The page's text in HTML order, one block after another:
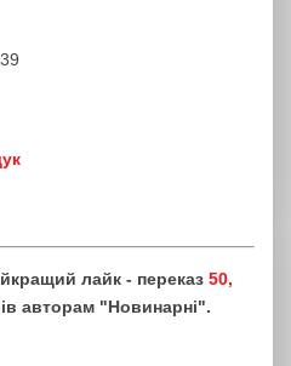
39
лайк - переказ 50,
авторам "Новинарні".